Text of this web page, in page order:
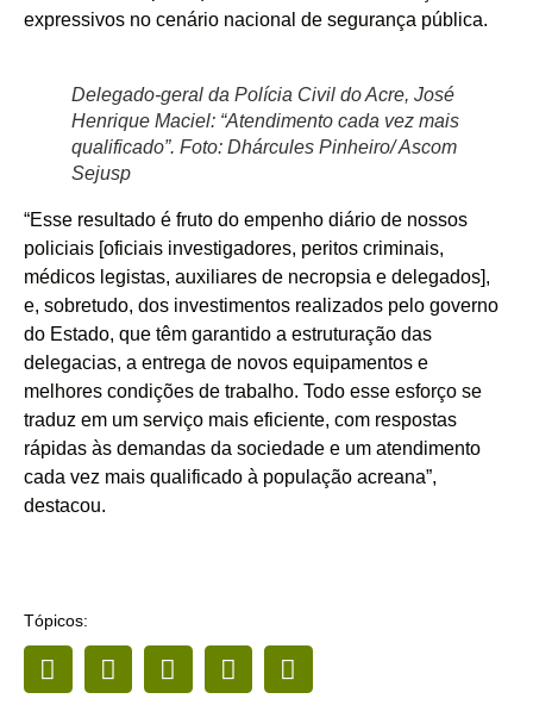
expressivos no cenário nacional de segurança pública.
Delegado-geral da Polícia Civil do Acre, José
Henrique Maciel: “Atendimento cada vez mais
qualificado”. Foto: Dhárcules Pinheiro/ Ascom
Sejusp
“Esse resultado é fruto do empenho diário de nossos
policiais [oficiais investigadores, peritos criminais,
médicos legistas, auxiliares de necropsia e delegados],
e, sobretudo, dos investimentos realizados pelo governo
do Estado, que têm garantido a estruturação das
delegacias, a entrega de novos equipamentos e
melhores condições de trabalho. Todo esse esforço se
traduz em um serviço mais eficiente, com respostas
rápidas às demandas da sociedade e um atendimento
cada vez mais qualificado à população acreana”,
destacou.
Tópicos: